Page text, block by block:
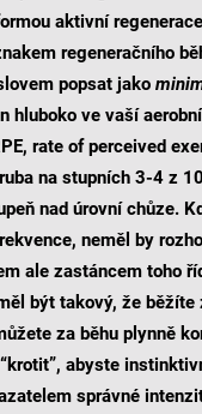
aktivní
regeneračního
popsat jako
hluboko ve vaší
rate of perceived
na stupních 3-4 z
nad úrovní chůze.
neměl by
ale zastáncem toho
být takový, že běžíte
za běhu plynně
abyste
správné